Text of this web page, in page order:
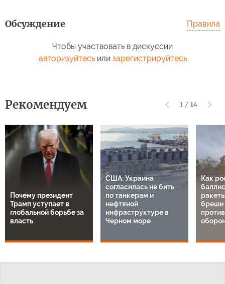
Обсуждение Правила
Чтобы участвовать в дискуссии
авторизуйтесьили зарегистрируйтесь
Рекомендуем 1 / 14
Почему президент
Трамп уступает в
глобальной борьбе за
власть
США: Украина
согласилась не бить
по танкерам и
нефтяной
инфраструктуре в
Черном море
Как
бреши